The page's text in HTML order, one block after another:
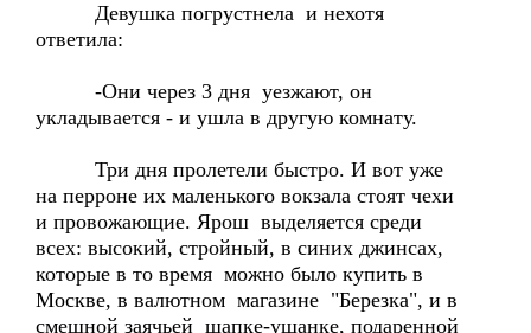
Девушка погрустнела и нехотя
ответила:
-Они через 3 дня уезжают, он
укладывается - и ушла в другую комнату.
Три дня пролетели быстро. И вот уже
на перроне их маленького вокзала стоят чехи
и провожающие. Ярош выделяется среди
всех: высокий, стройный, в синих джинсах,
которые в то время можно было купить в
Москве, в валютном магазине "Березка", и в
смешной заячьей шапке-ушанке, подаренной